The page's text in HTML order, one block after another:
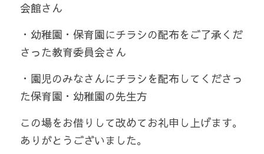
会館さん
・幼稚園・保育園にチラシの配布をご了承くだ
さった教育委員会さん
・園児のみなさんにチラシを配布してくださっ
た保育園・幼稚園の先生方
この場をお借りして改めてお礼申し上げます。
ありがとうございました。